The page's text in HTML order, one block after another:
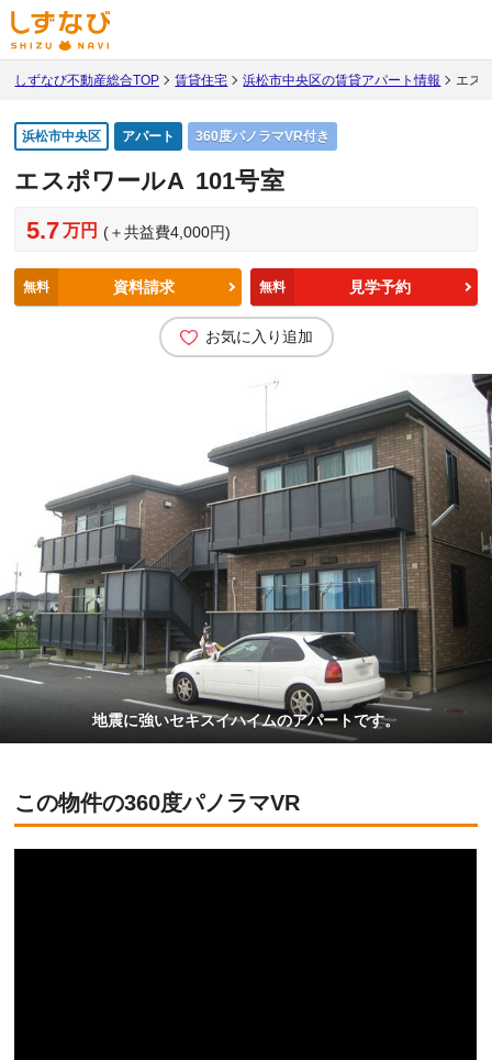
しずなび不動産総合TOP 賃貸住宅 浜松市中央区の賃貸アパート情報 エス
浜松市中央区 アパート 360度パノラマVR付き
エスポワールA 101号室
5.7 万円 (＋共益費4,000円)
無料 資料請求 無料 見学予約
お気に入り追加
地震に強いセキスイハイムのアパートです。
この物件の360度パノラマVR